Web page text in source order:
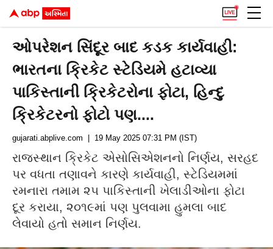
ઓપરેશન સિંદૂર બાદ કડક કાર્યવાહી:
ભારતના ક્રિકેટ સ્ટેડિયમે હટાવ્યા
પાકિસ્તાની ક્રિકેટરોના ફોટા, હિન્દુ
ક્રિકેટરનો ફોટો પણ....
gujarati.abplive.com | 19 May 2025 07:31 PM (IST)
રાજસ્થાન ક્રિકેટ એસોસિએશનનો નિર્ણય, સરહદ
પર વધતા તણાવને કારણે કાર્યવાહી, સ્ટેડિયમમાં
રમનારા તમામ ૨૫ પાકિસ્તાની ખેલાડીઓના ફોટા
દૂર કરાયા, ૨૦૧૯માં પણ પુલવામા હુમલા બાદ
લેવાયો હતો સમાન નિર્ણય.